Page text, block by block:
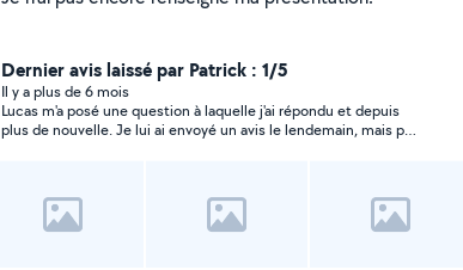
Dernier avis laissé par Patrick : 1/5
Il y a plus de 6 mois
Lucas m'a posé une question à laquelle j'ai répondu et depuis
plus de nouvelle. Je lui ai envoyé un avis le lendemain, mais pas